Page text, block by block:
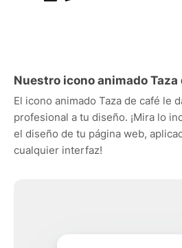
Nuestro icono animado
El icono animado Taza de café le
profesional a tu diseño. ¡Mira lo
el diseño de tu página web,
cualquier interfaz!